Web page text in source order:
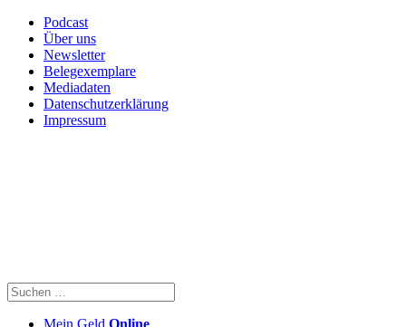
Podcast
Über uns
Newsletter
Belegexemplare
Mediadaten
Datenschutzerklärung
Impressum
Mein Geld Online